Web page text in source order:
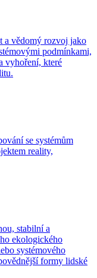
a vědomý rozvoj jako
podmínkami,
vyhoření, které
se systémům
reality,
stabilní a
ekologického
systémového
formy lidské